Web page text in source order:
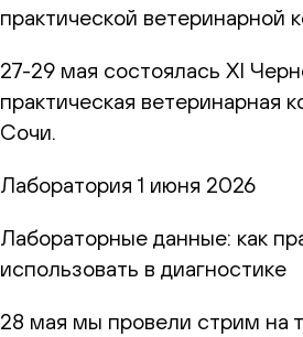
практической ветеринарной
27-29 мая состоялась XI
практическая ветеринарная
Сочи.
Лаборатория 1 июня 2026
Лабораторные данные: как
использовать в диагностике
28 мая мы провели стрим на